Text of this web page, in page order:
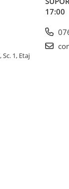
1, Etaj
17:00